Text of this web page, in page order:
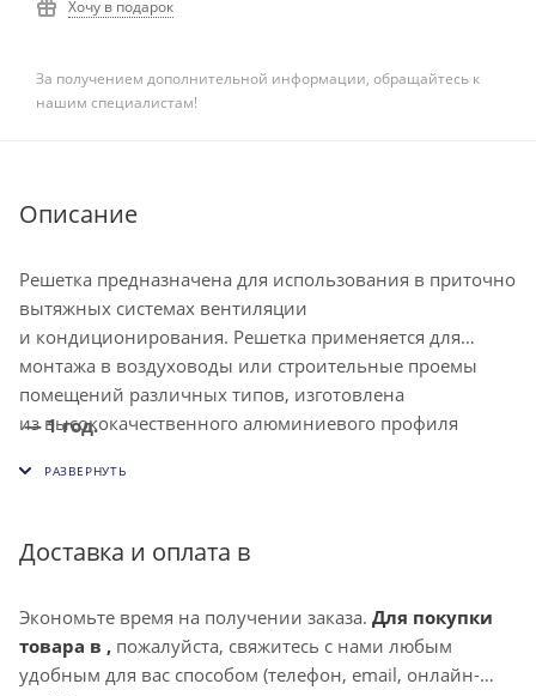
Хочу в подарок
За получением дополнительной информации, обращайтесь к
нашим специалистам!
Описание
Решетка предназначена для использования в приточно
вытяжных системах вентиляции
и кондиционирования. Решетка применяется для
монтажа в воздуховоды или строительные проемы
помещений различных типов, изготовлена
из высококачественного алюминиевого профиля
цвет (RAL 9016). Решетка снабжена индивидуально
комплектоваться клапаном расхода воздуха D.
— 1 год.
Доставка и оплата в
Экономьте время на получении заказа. Для покупки
товара в , пожалуйста, свяжитесь с нами любым
удобным для вас способом (телефон, email, онлайн-